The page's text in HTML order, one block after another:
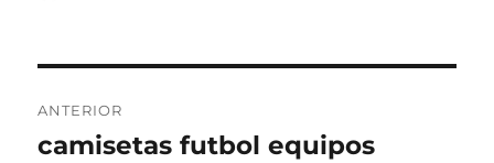
de
ANTERIOR
Entrada
camisetas futbol equipos